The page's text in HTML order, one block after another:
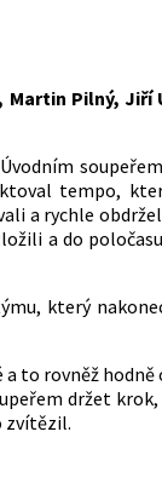
Martin Pilný, Jiří
tempo,
a rychle
a do
který
a to rovněž
držet
zvítězil.